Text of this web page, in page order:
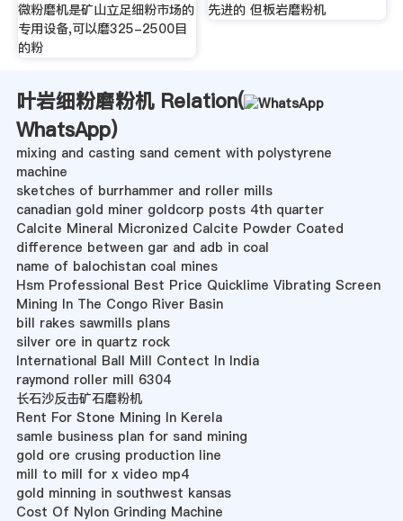
微粉磨机是矿山立足细粉市场的
专用设备,可以磨325-2500目
的粉
先进的 但板岩磨粉机
叶岩细粉磨粉机 Relation(
WhatsApp)
mixing and casting sand cement with polystyrene
machine
sketches of burrhammer and roller mills
canadian gold miner goldcorp posts 4th quarter
Calcite Mineral Micronized Calcite Powder Coated
difference between gar and adb in coal
name of balochistan coal mines
Hsm Professional Best Price Quicklime Vibrating Screen
Mining In The Congo River Basin
bill rakes sawmills plans
silver ore in quartz rock
International Ball Mill Contect In India
raymond roller mill 6304
长石沙反击矿石磨粉机
Rent For Stone Mining In Kerela
samle business plan for sand mining
gold ore crusing production line
mill to mill for x video mp4
gold minning in southwest kansas
Cost Of Nylon Grinding Machine